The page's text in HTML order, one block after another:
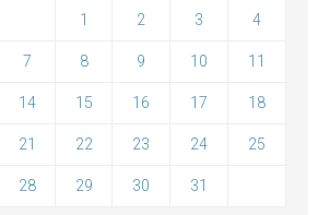
1 2 3 4
7 8 9 10 11
14 15 16 17 18
21 22 23 24 25
28 29 30 31